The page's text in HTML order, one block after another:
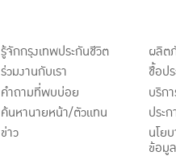
รู้จักกรุงเทพประกันชีวิต
ร่วมงานกับเรา
คำถามที่พบบ่อย
ค้นหานายหน้า/ตัวแทน
ข่าว
ผลิ
ชื้อป
บริก
ประ
นโย
ข้อมู